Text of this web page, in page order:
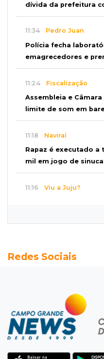
dívida da prefeitura
11:34 Pedro Juan
Polícia fecha
emagrecedores e
11:24 Fiscalização
Assembleia e
limite de som em
11:18 Naviraí
Rapaz é executado a
mil em jogo de sinuca
11:16 Viu a Juju?
Adolescente que
Destruição
Incêndio destrói
movimentadas da
Redes Sociais